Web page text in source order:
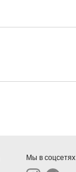
Мы в соцсетях